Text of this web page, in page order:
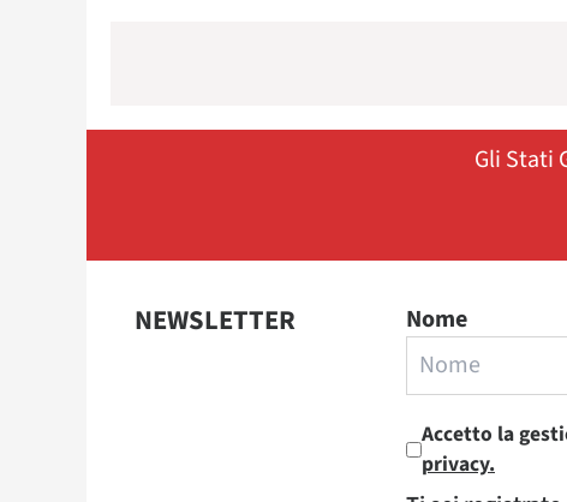
Gli Stati
NEWSLETTER Nome
Accetto la
privacy.